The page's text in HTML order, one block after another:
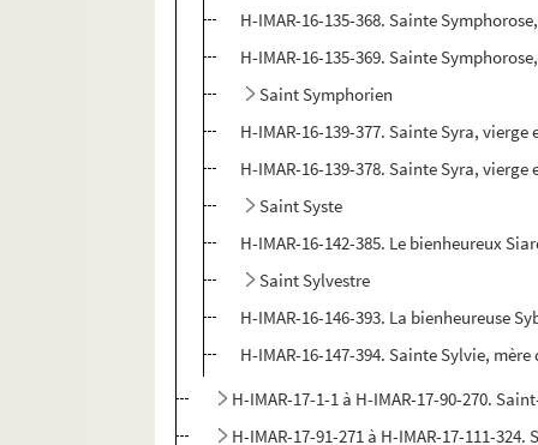
H-IMAR-16-135-368. Sainte
H-IMAR-16-135-369. Sainte
Saint Symphorien
H-IMAR-16-139-377. Sainte Syra, vierge
H-IMAR-16-139-378. Sainte Syra, vierge
Saint Syste
H-IMAR-16-142-385. Le bienheureux
Saint Sylvestre
H-IMAR-16-146-393. La bienheureuse
H-IMAR-16-147-394. Sainte Sylvie,
H-IMAR-17-1-1 à H-IMAR-17-90-270.
H-IMAR-17-91-271 à H-IMAR-17-111-